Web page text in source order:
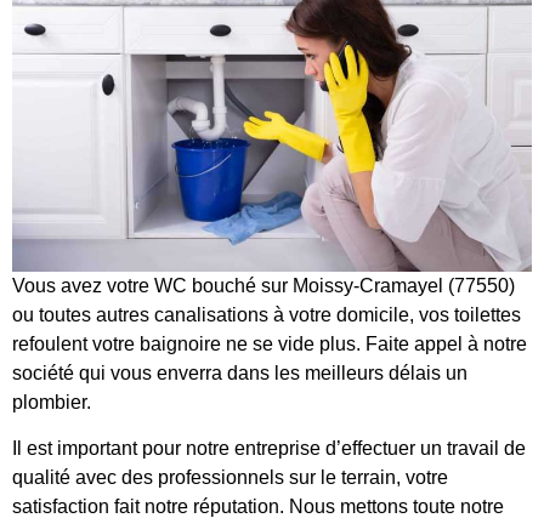
Vous avez votre WC bouché sur Moissy-Cramayel (77550)
ou toutes autres canalisations à votre domicile, vos toilettes
refoulent votre baignoire ne se vide plus. Faite appel à notre
société qui vous enverra dans les meilleurs délais un
plombier.
Il est important pour notre entreprise d’effectuer un travail de
qualité avec des professionnels sur le terrain, votre
satisfaction fait notre réputation. Nous mettons toute notre